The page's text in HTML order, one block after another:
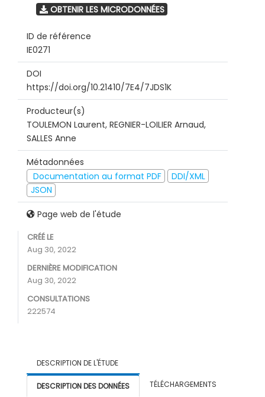
OBTENIR LES MICRODONNÉES
ID de référence
IE0271
DOI
https://doi.org/10.21410/7E4/7JDS1K
Producteur(s)
TOULEMON Laurent, REGNIER-LOILIER Arnaud,
SALLES Anne
Métadonnées
Documentation au format PDF
DDI/XML
JSON
Page web de l'étude
CRÉÉ LE
Aug 30, 2022
DERNIÈRE MODIFICATION
Aug 30, 2022
CONSULTATIONS
222574
DESCRIPTION DE L'ÉTUDE
DESCRIPTION DES DONNÉES TÉLÉCHARGEMENTS